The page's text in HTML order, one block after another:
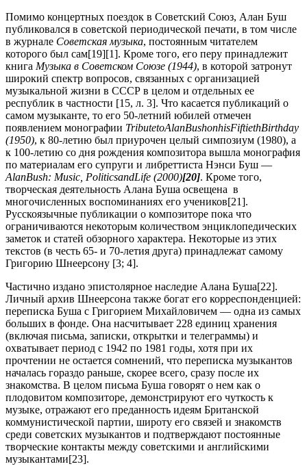
Помимо концертных поездок в Советский Союз, Алан Буш
публиковался в советской периодической печати, в том числе
в журнале Советская музыка, постоянным читателем
которого был сам[19][1]. Кроме того, его перу принадлежит
книга Музыка в Советском Союзе (1944), в которой затронут
широкий спектр вопросов, связанных с организацией
музыкальной жизни в СССР в целом и отдельных ее
республик в частности [15, л. 3]. Что касается публикаций о
самом музыканте, то его 50-летний юбилей отмечен
появлением монографии TributetoAlanBushonhisFiftiethBirthday
(1950), к 80-летию был приурочен целый симпозиум (1980), а
к 100-летию со дня рождения композитора вышла монография
по материалам его супруги и либреттиста Нэнси Буш —
AlanBush: Music PoliticsandLife (2000)[20]. Кроме того,
творческая деятельность Алана Буша освещена в
многочисленных воспоминаниях его учеников[21].
Русскоязычные публикации о композиторе пока что
ограничиваются некоторым количеством энциклопедических
заметок и статей обзорного характера. Некоторые из этих
текстов (в честь 65- и 70-летия друга) принадлежат самому
Григорию Шнеерсону [3; 4].
Частично издано эпистолярное наследие Алана Буша[22].
Личный архив Шнеерсона также богат его корреспонденцией:
переписка Буша с Григорием Михайловичем — одна из самых
больших в фонде. Она насчитывает 228 единиц хранения
(включая письма, записки, открытки и телеграммы) и
охватывает период с 1942 по 1981 годы, хотя при их
прочтении не остается сомнений, что переписка музыкантов
началась гораздо раньше, скорее всего, сразу после их
знакомства. В целом письма Буша говорят о нем как о
плодовитом композиторе, демонстрируют его чуткость к
музыке, отражают его преданность идеям Британской
коммунистической партии, широту его связей и знакомств
среди советских музыкантов и подтверждают постоянные
творческие контакты между советскими и английскими
музыкантами[23].